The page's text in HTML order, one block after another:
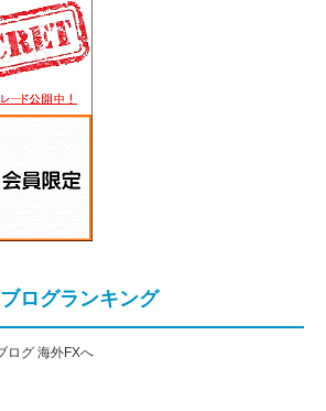
ブログランキング